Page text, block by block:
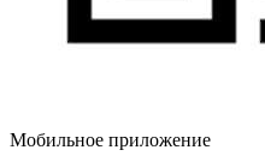
Мобильное приложение